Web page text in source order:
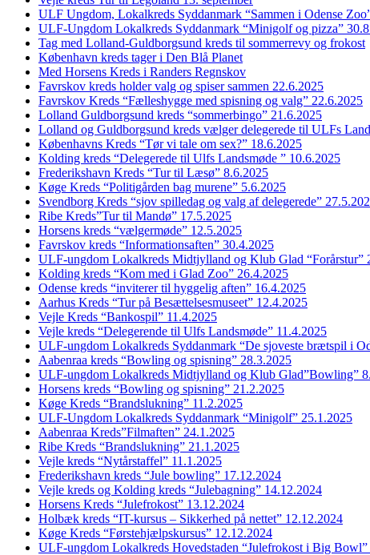
ULF Ungdom, Lokalkreds Syddanmark “Sammen i Odense
ULF-Ungdom Lokalkreds Syddanmark “Minigolf og pizza”
Tag med Lolland-Guldborgsund kreds til sommerrevy og frokost
København kreds tager i Den Blå Planet
Med Horsens Kreds i Randers Regnskov
Favrskov kreds holder valg og spiser sammen 22.6.2025
Favrskov Kreds “Fælleshygge med spisning og valg” 22.6.2025
Lolland Guldborgsund kreds “sommerbingo” 21.6.2025
Lolland og Guldborgsund kreds vælger delegerede til ULFs
Københavns Kreds “Tør vi tale om sex?” 18.6.2025
Kolding kreds “Delegerede til Ulfs Landsmøde ” 10.6.2025
Frederikshavn Kreds “Tur til Læsø” 8.6.2025
Køge Kreds “Politigården bag murene” 5.6.2025
Svendborg Kreds “sjov spilledag og valg af delegerede”
Ribe Kreds”Tur til Mandø” 17.5.2025
Horsens kreds “vælgermøde” 12.5.2025
Favrskov kreds “Informationsaften” 30.4.2025
ULF-ungdom Lokalkreds Midtjylland og Klub Glad “Forårstur”
Kolding kreds “Kom med i Glad Zoo” 26.4.2025
Odense kreds “inviterer til hyggelig aften” 16.4.2025
Aarhus Kreds “Tur på Besættelsesmuseet” 12.4.2025
Vejle Kreds “Bankospil” 11.4.2025
Vejle kreds “Delegerende til Ulfs Landsmøde” 11.4.2025
ULF-ungdom Lokalkreds Syddanmark “De sjoveste brætspil i
Aabenraa kreds “Bowling og spisning” 28.3.2025
ULF-ungdom Lokalkreds Midtjylland og Klub Glad”Bowling”
Horsens kreds “Bowling og spisning” 21.2.2025
Køge Kreds “Brandslukning” 11.2.2025
ULF-Ungdom Lokalkreds Syddanmark “Minigolf” 25.1.2025
Aabenraa Kreds”Filmaften” 24.1.2025
Ribe Kreds “Brandslukning” 21.1.2025
Vejle kreds “Nytårstaffel” 11.1.2025
Frederikshavn kreds “Jule bowling” 17.12.2024
Vejle kreds og Kolding kreds “Julebagning” 14.12.2024
Horsens Kreds “Julefrokost” 13.12.2024
Holbæk kreds “IT-kursus – Sikkerhed på nettet” 12.12.2024
Køge Kreds “Førstehjælpskursus” 12.12.2024
ULF-ungdom Lokalkreds Hovedstaden “Julefrokost i Big Bowl”